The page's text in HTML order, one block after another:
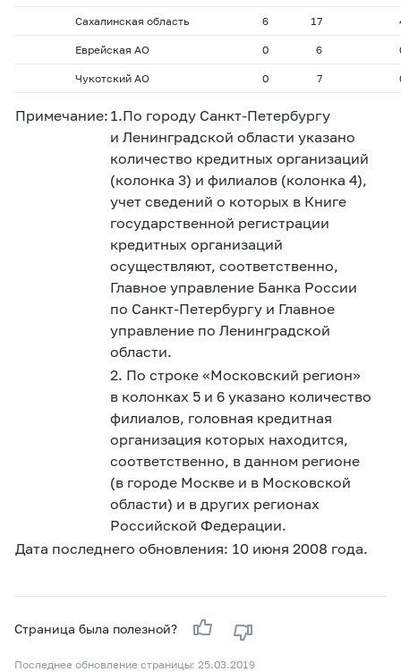
Сахалинская область 6 17
Еврейская АО 0 6
Чукотский АО 0 7
Примечание: 1.По городу Санкт-Петербургу
и Ленинградской области указано
количество кредитных организаций
(колонка 3) и филиалов (колонка 4),
учет сведений о которых в Книге
государственной регистрации
кредитных организаций
осуществляют, соответственно,
Главное управление Банка России
по Санкт-Петербургу и Главное
управление по Ленинградской
области.
2. По строке «Московский регион»
в колонках 5 и 6 указано количество
филиалов, головная кредитная
организация которых находится,
соответственно, в данном регионе
(в городе Москве и в Московской
области) и в других регионах
Российской Федерации.
Дата последнего обновления: 10 июня 2008 года.
Страница была полезной?
Последнее обновление страницы: 25.03.2019